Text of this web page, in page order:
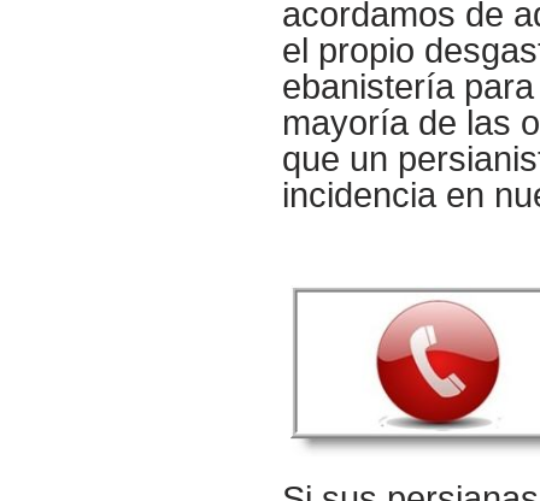
acordamos de
el propio
ebanistería
mayoría de las
que un
incidencia en